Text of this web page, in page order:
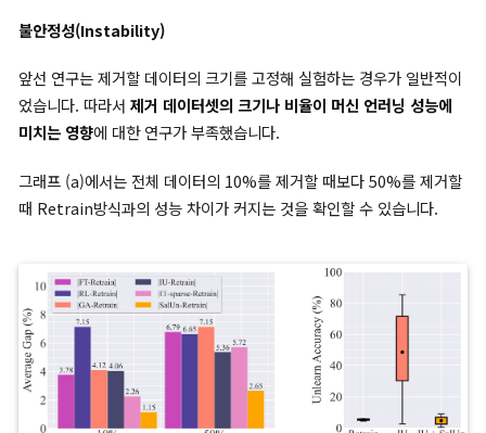
Gradient Ascent(GA)
을 되돌려 손실을 최대화합니다.
Influence Unlearning(IU): 사전 학습된 모델에서 제거 대
이터셋의 영향을 지우기 위해 영향 함수(influence
L1-sparse MU: weight sparsity를 도입해 제거 대상 데
불안정성(Instability)
앞선 연구는 제거할 데이터의 크기를 고정해 실험하는 경우가 일
었습니다. 따라서
제거 데이터셋의 크기나 비율이 머신 언러닝 성
미치는 영향
에 대한 연구가 부족했습니다.